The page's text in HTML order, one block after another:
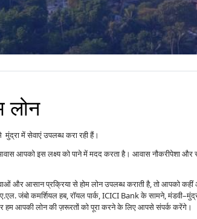
लोन
में सेवाएं उपलब्ध करा रही हैं।
आपको इस लक्ष्य को पाने में मदद करता है। आवास नौकरीपेशा और
और आसान प्रक्रिया से होम लोन उपलब्ध कराती है, तो आपको
जंबो कमर्शियल हब, रॉयल पार्क, ICICI Bank के सामने,
आपकी लोन की ज़रूरतों को पूरा करने के लिए आपसे संपर्क करेंगे।